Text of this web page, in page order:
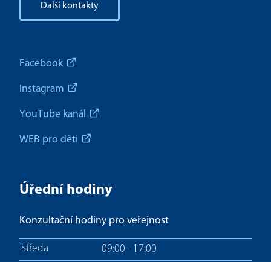
Další kontakty
Facebook
Instagram
YouTube kanál
WEB pro děti
Úřední hodiny
Konzultační hodiny pro veřejnost
Středa 09:00 - 17:00